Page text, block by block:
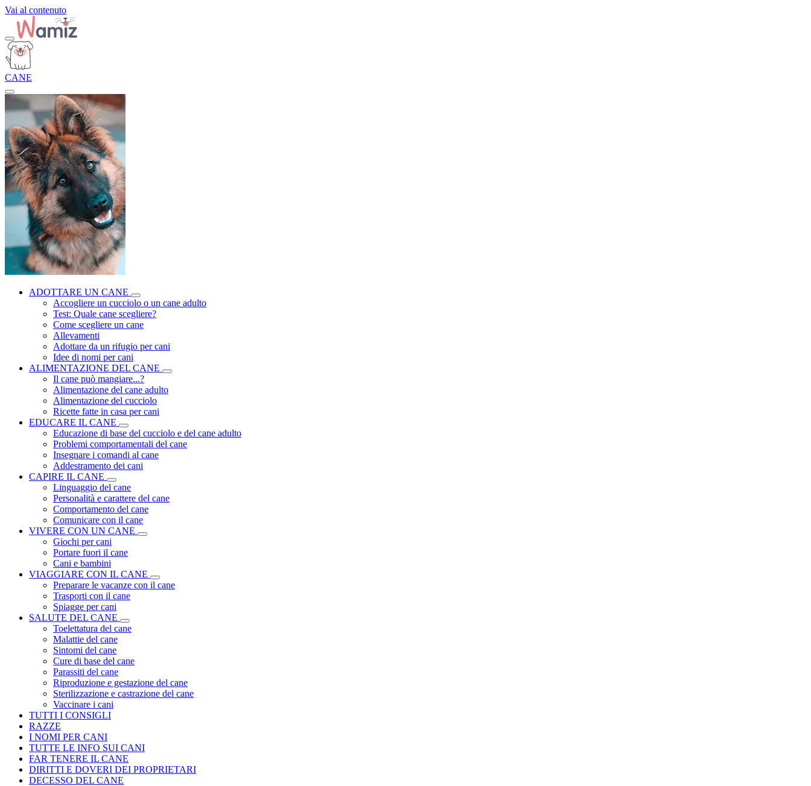
Vai al contenuto
CANE
ADOTTARE UN CANE
Accogliere un cucciolo o un cane adulto
Test: Quale cane scegliere?
Come scegliere un cane
Allevamenti
Adottare da un rifugio per cani
Idee di nomi per cani
ALIMENTAZIONE DEL CANE
Il cane può mangiare...?
Alimentazione del cane adulto
Alimentazione del cucciolo
Ricette fatte in casa per cani
EDUCARE IL CANE
Educazione di base del cucciolo e del cane adulto
Problemi comportamentali del cane
Insegnare i comandi al cane
Addestramento dei cani
CAPIRE IL CANE
Linguaggio del cane
Personalità e carattere del cane
Comportamento del cane
Comunicare con il cane
VIVERE CON UN CANE
Giochi per cani
Portare fuori il cane
Cani e bambini
VIAGGIARE CON IL CANE
Preparare le vacanze con il cane
Trasporti con il cane
Spiagge per cani
SALUTE DEL CANE
Toelettatura del cane
Malattie del cane
Sintomi del cane
Cure di base del cane
Parassiti del cane
Riproduzione e gestazione del cane
Sterilizzazione e castrazione del cane
Vaccinare i cani
TUTTI I CONSIGLI
RAZZE
I NOMI PER CANI
TUTTE LE INFO SUI CANI
FAR TENERE IL CANE
DIRITTI E DOVERI DEI PROPRIETARI
DECESSO DEL CANE